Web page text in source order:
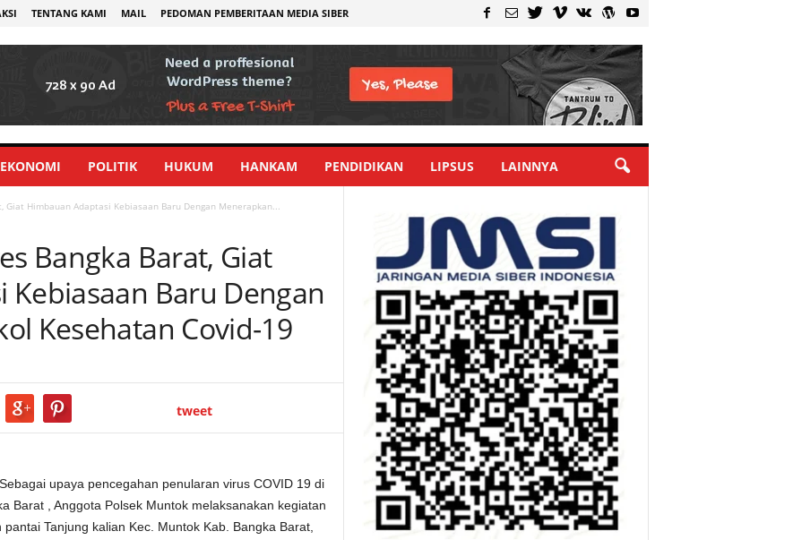
TENTANG KAMI MAIL PEDOMAN PEMBERITAAN MEDIA SIBER
EKONOMI POLITIK HUKUM HANKAM PENDIDIKAN LIPSUS LAINNYA
Giat Himbauan Adaptasi Kebiasaan Baru Dengan Menerapkan...
Bangka Barat, Giat
Baru Dengan
Kesehatan Covid-19
tweet
Sebagai upaya pencegahan penularan virus COVID 19 di
Barat , Anggota Polsek Muntok melaksanakan kegiatan
Tanjung kalian Kec. Muntok Kab. Bangka Barat,